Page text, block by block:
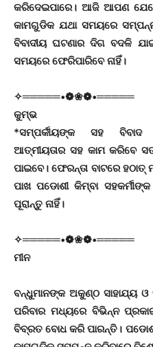
କରିଦେଇପାରେ। ଆଜି ଆପଣ
କାମଗୁଡିକ ଯଥା ସମୟରେ
ବିବାଦୀୟ ଘଟଣାର ଦିଗ ବଦଳି
ସମୟରେ ଫେରିପାରିବେ ନାହିଁ।
✧═════•❁❀❁•═════
କୁମ୍ଭ
*ସମ୍ପର୍କୀୟଙ୍କ ସହ ବିବାଦ
ଆତ୍ମୀୟତାର ସହ କାମ କରିବେ
ପାଇବେ। ଫେରନ୍ତା ବାଟରେ
ପାଖ ପଡୋଶୀ କିମ୍ବା
ପୂରାନ୍ତୁ ନାହିଁ।
✧═════•❁❀❁•═════
ମୀନ
ବନ୍ଧୁମାନଙ୍କ ଅକୁଣ୍ଠ ସାହାଯ୍ୟ ଓ
ପରିବାର ମଧ୍ୟରେ ବିଭିନ୍ନ
ବିବ୍ରତ ବୋଧ କରି ପାରନ୍ତି।